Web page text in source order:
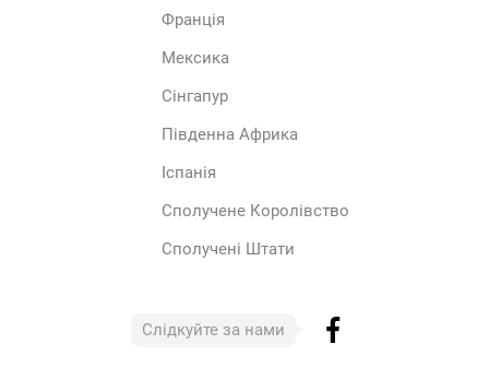
Франція
Мексика
Сінгапур
Південна Африка
Іспанія
Сполучене Королівство
Сполучені Штати
Слідкуйте за нами